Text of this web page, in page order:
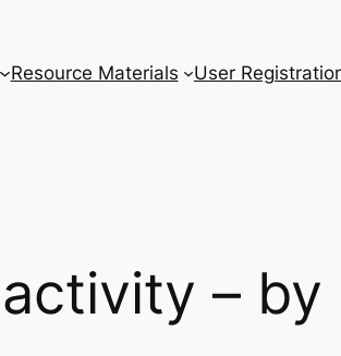
Resource Materials User
– by